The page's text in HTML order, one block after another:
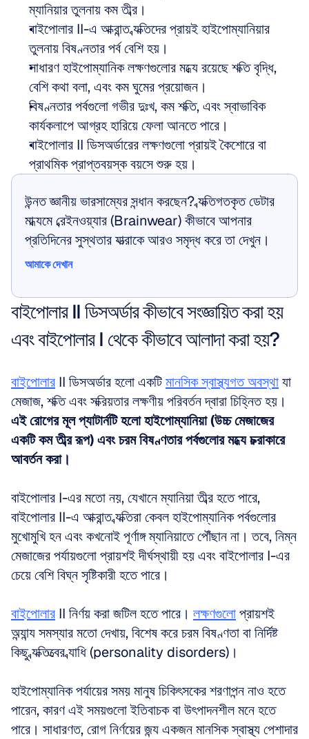
ম্যানিয়ার তুলনায় কম তীব্র।
বাইপোলার II-এ আক্রান্ত ব্যক্তিদের প্রায়ই হাইপোম্যানিয়ার
তুলনায় বিষণ্নতার পর্ব বেশি হয়।
সাধারণ হাইপোম্যানিক লক্ষণগুলোর মধ্যে রয়েছে শক্তি বৃদ্ধি,
বেশি কথা বলা, এবং কম ঘুমের প্রয়োজন।
বিষণ্নতার পর্বগুলো গভীর দুঃখ, কম শক্তি, এবং স্বাভাবিক
কার্যকলাপে আগ্রহ হারিয়ে ফেলা আনতে পারে।
বাইপোলার II ডিসঅর্ডারের লক্ষণগুলো প্রায়ই কৈশোরে বা
প্রাথমিক প্রাপ্তবয়স্ক বয়সে শুরু হয়।
উন্নত জ্ঞানীয় ভারসাম্যের সন্ধান করছেন? ব্যক্তিগতকৃত ডেটার
মাধ্যমে ব্রেইনওয়্যার (Brainwear) কীভাবে আপনার
প্রতিদিনের সুস্থতার যাত্রাকে আরও সমৃদ্ধ করে তা দেখুন।
আমাকে দেখান
বাইপোলার II ডিসঅর্ডার কীভাবে সংজ্ঞায়িত করা হয়
এবং বাইপোলার I থেকে কীভাবে আলাদা করা হয়?
বাইপোলার II ডিসঅর্ডার হলো একটি মানসিক স্বাস্থ্যগত অবস্থা যা
এই রোগের মূল প্যাটার্নটি হলো হাইপোম্যানিয়া (উচ্চ মেজাজের
একটি কম তীব্র রূপ) এবং চরম বিষণ্ণতার পর্বগুলোর মধ্যে চক্রাকারে
আবর্তন করা।
বাইপোলার I-এর মতো নয়, যেখানে ম্যানিয়া তীব্র হতে পারে,
বাইপোলার II-এ আক্রান্ত ব্যক্তিরা কেবল হাইপোম্যানিক পর্বগুলোর
মুখোমুখি হন এবং কখনোই পূর্ণাঙ্গ ম্যানিয়াতে পৌঁছান না। তবে, নিম্ন
মেজাজের পর্যায়গুলো প্রায়শই দীর্ঘস্থায়ী হয় এবং বাইপোলার I-এর
চেয়ে বেশি বিঘ্ন সৃষ্টিকারী হতে পারে।
বাইপোলার II নির্ণয় করা জটিল হতে পারে। লক্ষণগুলো প্রায়শই
অন্যান্য সমস্যার মতো দেখায়, বিশেষ করে চরম বিষণ্ণতা বা নির্দিষ্ট
কিছু ব্যক্তিত্বের ব্যাধি (personality disorders)।
হাইপোম্যানিক পর্যায়ের সময় মানুষ চিকিৎসকের শরণাপন্ন নাও হতে
পারেন, কারণ এই সময়গুলো ইতিবাচক বা উৎপাদনশীল মনে হতে
পারে। সাধারণত, রোগ নির্ণয়ের জন্য একজন মানসিক স্বাস্থ্য পেশাদার